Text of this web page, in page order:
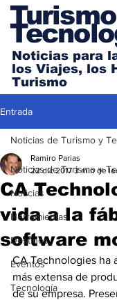
Noticias para
los Viajes, los
Turismo
Entrada
Noticias de Turismo y
Noticias
Herramientas
Destinos
Eventos
Tecnología
Noticias de Turismo y
CA
vida a la
software
Ramiro Parias
22 dic 2017 3 min de
CA Technologies ha
más extensa de
de su empresa.